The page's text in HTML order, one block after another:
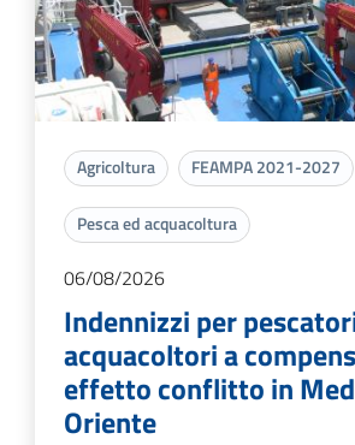
Agricoltura FEAMPA 2021-2027
Pesca ed acquacoltura
06/08/2026
Indennizzi per
acquacoltori a
effetto conflitto in
Oriente